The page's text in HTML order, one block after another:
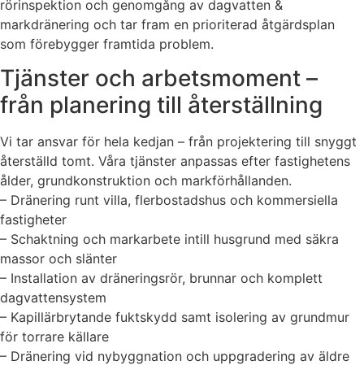
rörinspektion och genomgång av dagvatten &
markdränering och tar fram en prioriterad åtgärdsplan
som förebygger framtida problem.
Tjänster och arbetsmoment –
från planering till återställning
Vi tar ansvar för hela kedjan – från projektering till snyggt
återställd tomt. Våra tjänster anpassas efter fastighetens
ålder, grundkonstruktion och markförhållanden.
– Dränering runt villa, flerbostadshus och kommersiella
fastigheter
– Schaktning och markarbete intill husgrund med säkra
massor och slänter
– Installation av dräneringsrör, brunnar och komplett
dagvattensystem
– Kapillärbrytande fuktskydd samt isolering av grundmur
för torrare källare
– Dränering vid nybyggnation och uppgradering av äldre